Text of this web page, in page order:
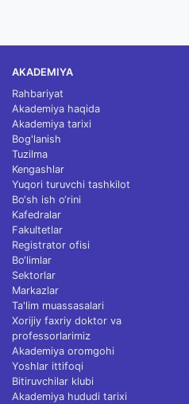
AKADEMIYA
Rahbariyat
Akademiya haqida
Akademiya tarixi
Bog'lanish
Tuzilma
Kengashlar
Yuqori turuvchi tashkilot
Bo‘sh ish o‘rini
Kafedralar
Fakultetlar
Registrator ofisi
Bo‘limlar
Sektorlar
Markazlar
Ta'lim muassasalari
Xorijiy faxriy doktor va
professorlarimiz
Akademiya oromgohi
Yoshlar ittifoqi
Bitiruvchilar klubi
Akademiya hududi tarixi